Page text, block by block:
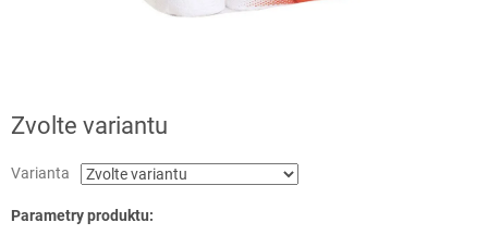
Zvolte variantu
Varianta
Parametry produktu: